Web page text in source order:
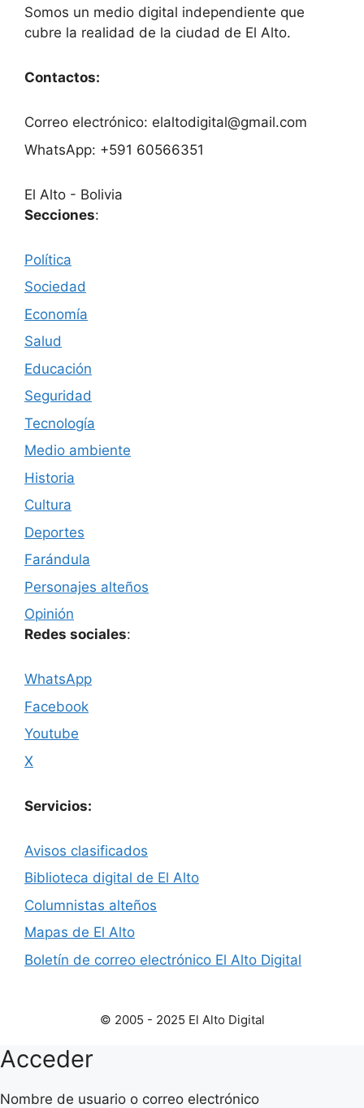
Somos un medio digital independiente que
cubre la realidad de la ciudad de El Alto.
Contactos:
Correo electrónico: elaltodigital@gmail.com
WhatsApp: +591 60566351
El Alto - Bolivia
Secciones:
Política
Sociedad
Economía
Salud
Educación
Seguridad
Tecnología
Medio ambiente
Historia
Cultura
Deportes
Farándula
Personajes alteños
Opinión
Redes sociales:
WhatsApp
Facebook
Youtube
X
Servicios:
Avisos clasificados
Biblioteca digital de El Alto
Columnistas alteños
Mapas de El Alto
Boletín de correo electrónico El Alto Digital
© 2005 - 2025 El Alto Digital
Acceder
Nombre de usuario o correo electrónico